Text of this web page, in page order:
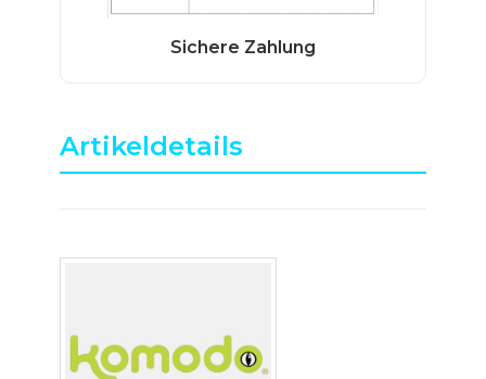
Artikeldetails